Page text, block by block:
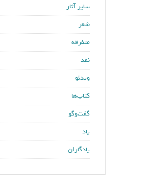
سایر آثار
شعر
متفرقه
نقد
ویدئو
کتاب‌ها
گفت‌وگو
یاد
یادگاران